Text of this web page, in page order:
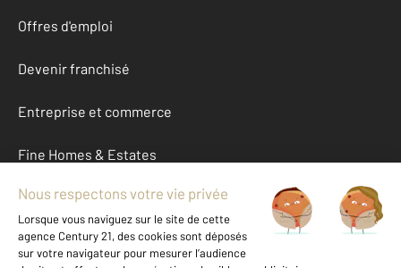
Offres d'emploi
Devenir franchisé
Entreprise et commerce
Fine Homes & Estates
À propos
International